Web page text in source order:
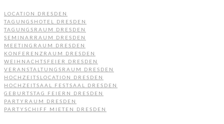
LOCATION DRESDEN
TAGUNGSHOTEL DRESDEN
TAGUNGSRAUM DRESDEN
SEMINARRAUM DRESDEN
MEETINGRAUM DRESDEN
KONFERENZRAUM DRESDEN
WEIHNACHTSFEIER DRESDEN
VERANSTALTUNGSRAUM DRESDEN
HOCHZEITSLOCATION DRESDEN
HOCHZEITSAAL FESTSAAL DRESDEN
GEBURTSTAG FEIERN DRESDEN
PARTYRAUM DRESDEN
PARTYSCHIFF MIETEN DRESDEN